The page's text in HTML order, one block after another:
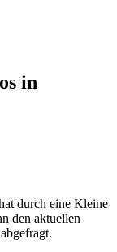
in
durch eine Kleine
den aktuellen